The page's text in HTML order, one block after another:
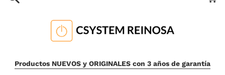
Productos NUEVOS y ORIGINALES con 3 años de garantía